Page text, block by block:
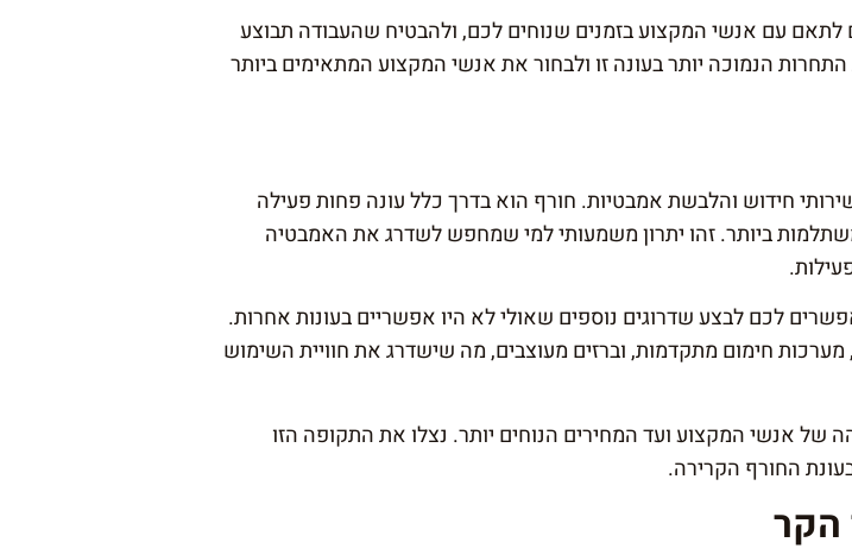
עם אנשי המקצוע בזמנים שנוחים לכם, ולהבטיח שהעבודה תבוצע
הנמוכה יותר בעונה זו ולבחור את אנשי המקצוע המתאימים ביותר
חידוש והלבשת אמבטיות. חורף הוא בדרך כלל עונה פחות פעילה
ביותר. זהו יתרון משמעותי למי שמחפש לשדרג את האמבטיה
לכם לבצע שדרוגים נוספים שאולי לא היו אפשריים בעונות אחרות.
מערכות חימום מתקדמות, וברזים מעוצבים, מה שישדרג את חוויית השימוש
של אנשי המקצוע ועד המחירים הנוחים יותר. נצלו את התקופה הזו
החורף הקרירה.
הקר